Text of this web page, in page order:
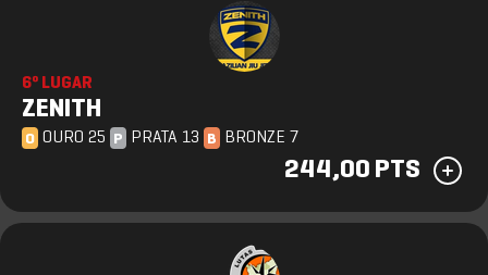
6º LUGAR
ZENITH
O OURO 25 P PRATA 13 B BRONZE 7
244,00 PTS